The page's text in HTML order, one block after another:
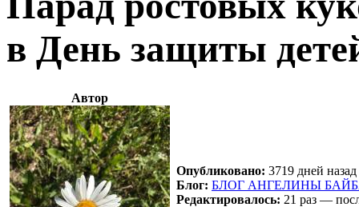
в День защиты
Автор
Опубликовано: 3719 дней
Блог: БЛОГ АНГЕЛИНЫ
Редактировалось: 21 раз —